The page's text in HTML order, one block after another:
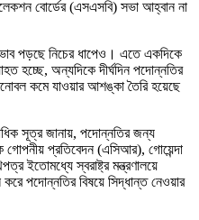
বোর্ডের (এসএসবি) সভা আহ্বান না
পড়ছে নিচের ধাপেও। এতে একদিকে
হচ্ছে, অন্যদিকে দীর্ঘদিন পদোন্নতির
কমে যাওয়ার আশঙ্কা তৈরি হয়েছে
সূত্র জানায়, পদোন্নতির জন্য
গোপনীয় প্রতিবেদন (এসিআর), গোয়েন্দা
ইতোমধ্যে স্বরাষ্ট্র মন্ত্রণালয়ে
পদোন্নতির বিষয়ে সিদ্ধান্ত নেওয়ার